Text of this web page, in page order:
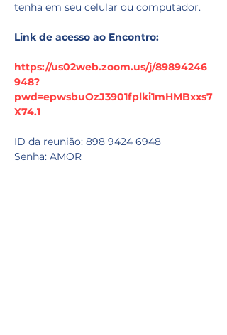
tenha em seu celular ou computador.
Link de acesso ao Encontro:
https://us02web.zoom.us/j/89894246
948?
pwd=epwsbuOzJ3901fplki1mHMBxxs7
X74.1
ID da reunião: 898 9424 6948
Senha: AMOR